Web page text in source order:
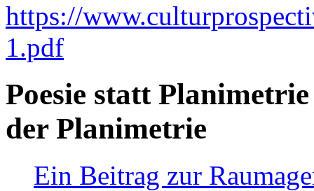
https://
1.pdf
Poesie statt
der Planimetrie
Ein Beitrag zur